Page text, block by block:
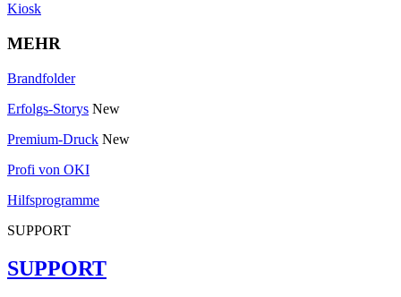
Kiosk
MEHR
Brandfolder
Erfolgs-Storys New
Premium-Druck New
Profi von OKI
Hilfsprogramme
SUPPORT
SUPPORT